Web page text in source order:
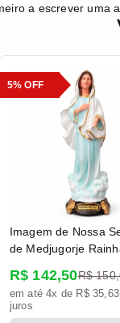
a escrever uma
Imagem de Nossa
de Medjugorje
- 33 cm
R$ 142,50R$
5% OFF
em até 4x de R$
juros